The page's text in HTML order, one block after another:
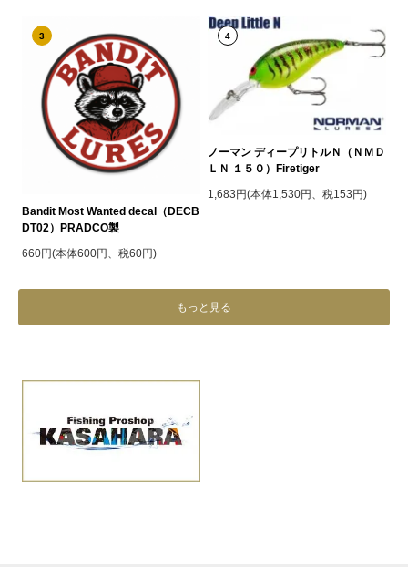
3
Bandit Most Wanted decal（DECB
DT02）PRADCO製
660円(本体600円、税60円)
4
ノーマン ディープリトルＮ（ＮＭＤ
ＬＮ １５０）Firetiger
1,683円(本体1,530円、税153円)
もっと見る